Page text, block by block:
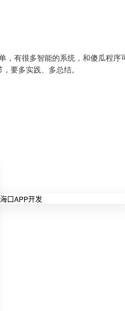
，有很多智能的系统，和傻瓜程序
要多实践、多总结。